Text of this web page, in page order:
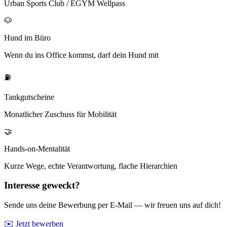
Urban Sports Club / EGYM Wellpass
🐶
Hund im Büro
Wenn du ins Office kommst, darf dein Hund mit
⛽
Tankgutscheine
Monatlicher Zuschuss für Mobilität
🤝
Hands-on-Mentalität
Kurze Wege, echte Verantwortung, flache Hierarchien
Interesse geweckt?
Sende uns deine Bewerbung per E-Mail — wir freuen uns auf dich!
✉️ Jetzt bewerben